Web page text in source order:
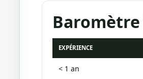
EXPÉRIENCE
< 1 an